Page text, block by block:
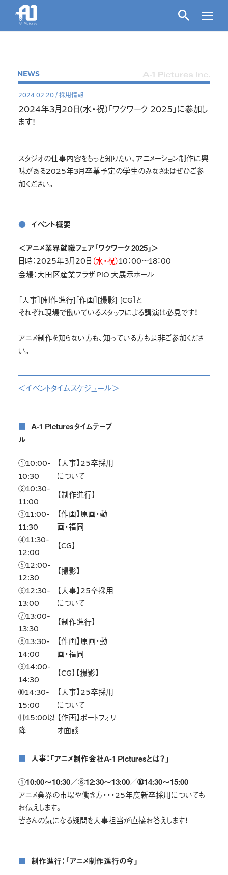
NEWS
2024.02.20/採用情報
2024年3月20日(水・祝)「ワクワーク 2025」に参加し
ます!
スタジオの仕事内容をもっと知りたい、アニメーション制作に興
味がある2025年3月卒業予定の学生のみなさまはぜひご参
加ください。
●イベント概要
＜アニメ業界就職フェア「ワクワーク 2025」＞
日時：2025年3月20日 （水・祝）10：00～18：00
会場：大田区産業プラザ PiO 大展示ホール
［人事］[制作進行]［作画］[撮影] [CG］と
それぞれ現場で働いているスタッフによる講演は必見です！
アニメ制作を知らない方も、知っている方も是非ご参加くださ
い。
＜イベントタイムスケジュール＞
■A-1 Picturesタイムテーブ
ル
①10:00-
10:30
【人事】25卒採用
について
②10:30-
11:00
【制作進行】
③11:00-
11:30
【作画】原画・動
画・福岡
④11:30-
12:00
【CG】
⑤12:00-
12:30
【撮影】
⑥12:30-
13:00
【人事】25卒採用
について
⑦13:00-
13:30
【制作進行】
⑧13:30-
14:00
【作画】原画・動
画・福岡
⑨14:00-
14:30
【CG】【撮影】
➉14:30-
15:00
【人事】25卒採用
について
⑪15:00以
降
【作画】ポートフォリ
オ面談
■人事： 「アニメ制作会社A-1 Picturesとは？」
①10:00～10:30／⑥12:30～13:00／➉14:30～15:00
アニメ業界の市場や働き方・・・25年度新卒採用についても
お伝えします。
皆さんの気になる疑問を人事担当が直接お答えします！
■制作進行：「アニメ制作進行の今」